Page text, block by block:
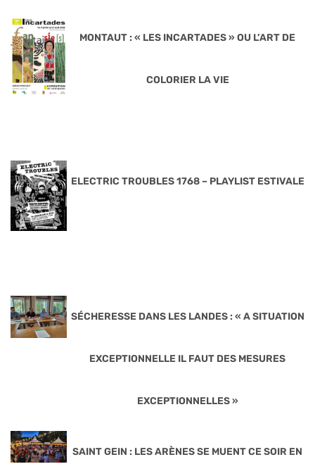
MONTAUT : « LES INCARTADES » OU L’ART DE
COLORIER LA VIE
ELECTRIC TROUBLES 1768 – PLAYLIST ESTIVALE
SÉCHERESSE DANS LES LANDES : « A SITUATION
EXCEPTIONNELLE IL FAUT DES MESURES
EXCEPTIONNELLES »
SAINT GEIN : LES ARÈNES SE MUENT CE SOIR EN